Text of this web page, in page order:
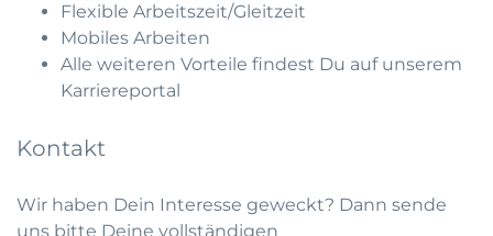
Flexible Arbeitszeit/Gleitzeit
Mobiles Arbeiten
Alle weiteren Vorteile findest Du auf unserem
Karriereportal
Kontakt
Wir haben Dein Interesse geweckt? Dann sende
uns bitte Deine vollständigen